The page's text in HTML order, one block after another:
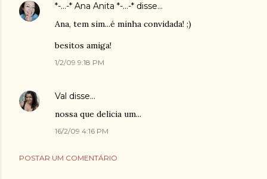
*-...-* Ana Anita *-...-* disse…
Ana, tem sim...é minha convidada! ;)
besitos amiga!
1/2/09 9:18 PM
Val disse…
nossa que delicia um...
16/2/09 4:16 PM
POSTAR UM COMENTÁRIO